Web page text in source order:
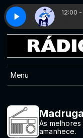
12:00 -
Rufino T
- Parte 2
Menu
As
amanhece.